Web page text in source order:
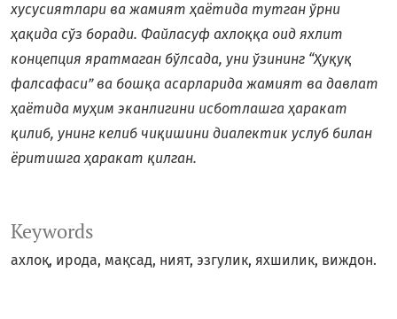
Keywords
ахлоқ, ирода, мақсад, ният, эзгулик, яхшилик, виждон.
хусусиятлари ва жамият ҳаётида тутган ўрни
ҳақида сўз боради. Файласуф ахлоққа оид яхлит
концепция яратмаган бўлсада, уни ўзининг “Ҳуқуқ
фалсафаси”ва бошқа асарларида жамият ва давлат
ҳаётида муҳим эканлигини исботлашга ҳаракат
қилиб, унинг келиб чиқишини диалектик услуб билан
ёритишга ҳаракат қилган.